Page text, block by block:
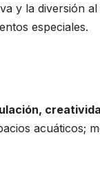
y la diversión
especiales.
acuáticos;